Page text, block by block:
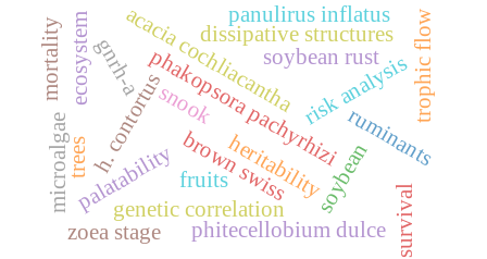
phakopsora pachyrhizi
soybean
soybean rust
risk analysis
brown swiss
heritability
genetic correlation
h. contortus
phitecellobium dulce
acacia cochliacantha
snook
gnrh-a
palatability fruits
trees ruminants
ecosystem trophic flow
dissipative structures
panulirus inflatus
zoea stage
microalgae
mortality
survival